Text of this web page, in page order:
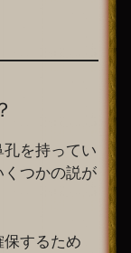
孔を持ってい
つかの説が
するため